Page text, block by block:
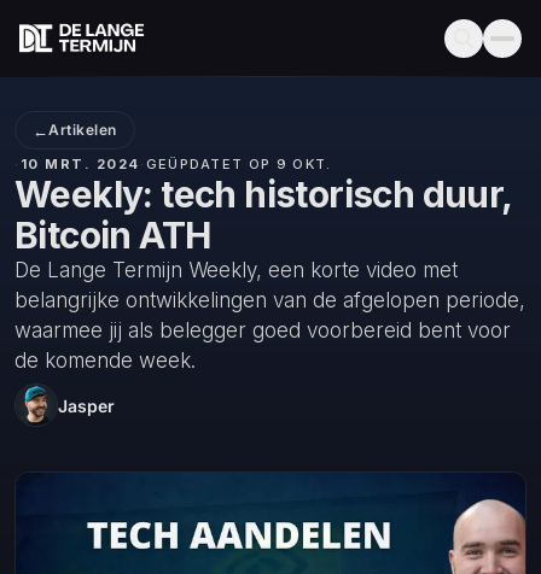
←Artikelen
· 10 MRT. 2024 · GEÜPDATET OP 9 OKT.
Weekly: tech historisch duur,
Bitcoin ATH
De Lange Termijn Weekly, een korte video met
belangrijke ontwikkelingen van de afgelopen periode,
waarmee jij als belegger goed voorbereid bent voor
de komende week.
Jasper